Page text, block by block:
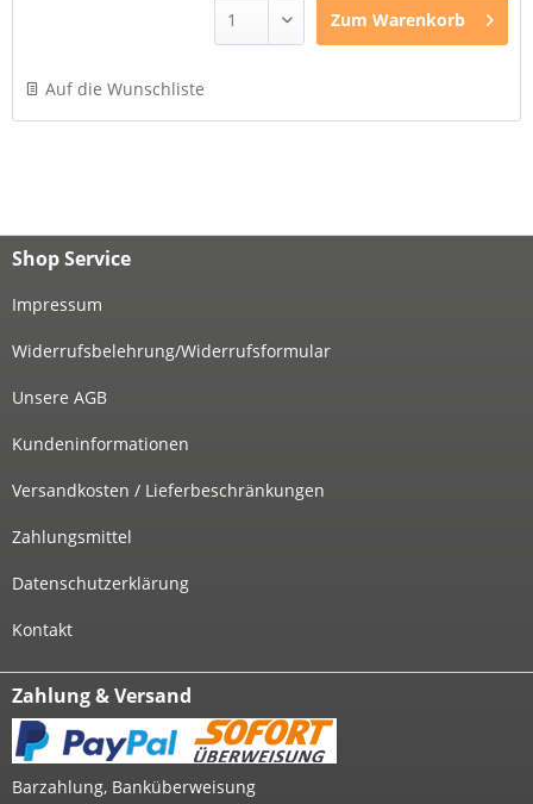
Zum Warenkorb
Auf die Wunschliste
Shop Service
Impressum
Widerrufsbelehrung/Widerrufsformular
Unsere AGB
Kundeninformationen
Versandkosten / Lieferbeschränkungen
Zahlungsmittel
Datenschutzerklärung
Kontakt
Zahlung & Versand
Barzahlung, Banküberweisung